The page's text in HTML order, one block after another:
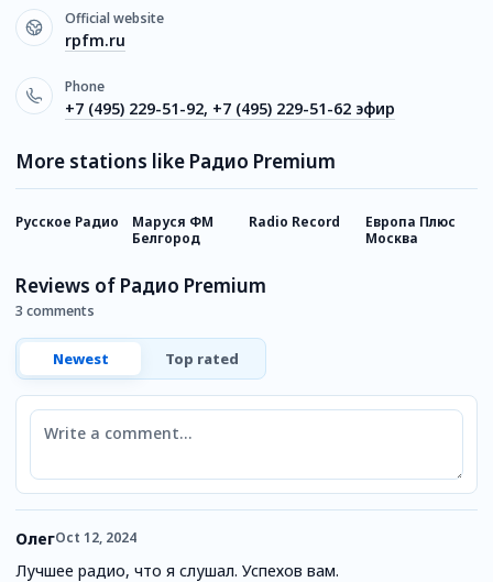
Official website
rpfm.ru
Phone
+7 (495) 229-51-92, +7 (495) 229-51-62 эфир
More stations like Радио Premium
Русское Радио
Маруся ФМ
Белгород
Radio Record
Европа Плюс
Москва
Reviews of Радио Premium
3 comments
Newest Top rated
Comment
ОлегOct 12, 2024
Лучшее радио, что я слушал. Успехов вам.